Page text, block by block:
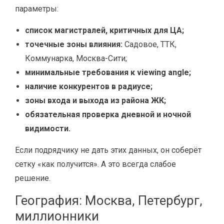
параметры:
список магистралей, критичных для ЦА;
точечные зоны влияния: Садовое, ТТК,
Коммунарка, Москва-Сити;
минимальные требования к viewing angle;
наличие конкурентов в радиусе;
зоны входа и выхода из района ЖК;
обязательная проверка дневной и ночной
видимости.
Если подрядчику не дать этих данных, он соберёт
сетку «как получится». А это всегда слабое
решение.
География: Москва, Петербург,
миллионники